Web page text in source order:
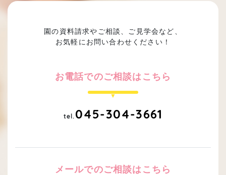
園の資料請求やご相談、ご見学会など、
お気軽にお問い合わせください！
お電話でのご相談はこちら
tel. 045-304-3661
メールでのご相談はこちら